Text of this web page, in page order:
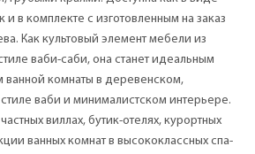
и в комплекте с изготовленным на заказ
Как культовый элемент мебели из
ваби-саби, она станет идеальным
ванной комнаты в деревенском,
ваби и минималистском интерьере.
виллах, бутик-отелях, курортных
ванных комнат в высококлассных спа-